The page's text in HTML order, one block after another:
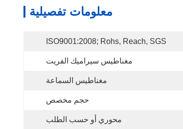
معلومات تفصيلية
ISO9001:2008; Rohs, Reach, SGS
مغناطيس سيراميك الفريت
مغناطيس السماعة
حجم مخصص
محوري أو حسب الطلب